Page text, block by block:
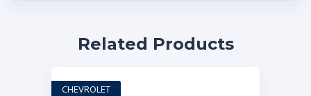
Related Products
CHEVROLET